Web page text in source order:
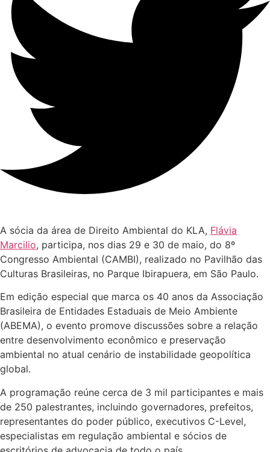
A sócia da área de Direito Ambiental do KLA, Flávia
Marcilio, participa, nos dias 29 e 30 de maio, do 8º
Congresso Ambiental (CAMBI), realizado no Pavilhão das
Culturas Brasileiras, no Parque Ibirapuera, em São Paulo.
Em edição especial que marca os 40 anos da Associação
Brasileira de Entidades Estaduais de Meio Ambiente
(ABEMA), o evento promove discussões sobre a relação
entre desenvolvimento econômico e preservação
ambiental no atual cenário de instabilidade geopolítica
global.
A programação reúne cerca de 3 mil participantes e mais
de 250 palestrantes, incluindo governadores, prefeitos,
representantes do poder público, executivos C-Level,
especialistas em regulação ambiental e sócios de